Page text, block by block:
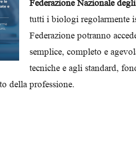
Federazione Nazionale
tutti i biologi regolarmente
Federazione potranno
semplice, completo e
tecniche e agli standard,
della professione.